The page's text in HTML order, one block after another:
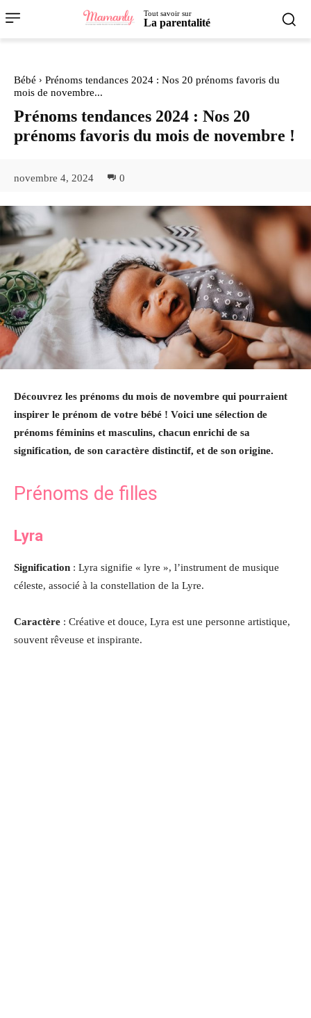
Tout savoir sur
La parentalité
Bébé
Prénoms tendances 2024 : Nos 20 prénoms favoris du
mois de novembre...
Prénoms tendances 2024 : Nos 20
prénoms favoris du mois de novembre !
novembre 4, 2024 0
Découvrez les prénoms du mois de novembre qui pourraient
inspirer le prénom de votre bébé ! Voici une sélection de
prénoms féminins et masculins, chacun enrichi de sa
signification, de son caractère distinctif, et de son origine.
Prénoms de filles
Lyra
Signification : Lyra signifie « lyre », l’instrument de musique
céleste, associé à la constellation de la Lyre.
Caractère : Créative et douce, Lyra est une personne artistique,
souvent rêveuse et inspirante.